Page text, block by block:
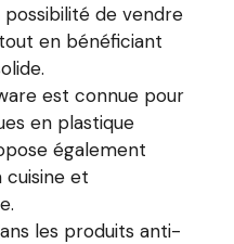
de vendre
en bénéficiant
est connue pour
en plastique
également
cuisine et
les produits anti-